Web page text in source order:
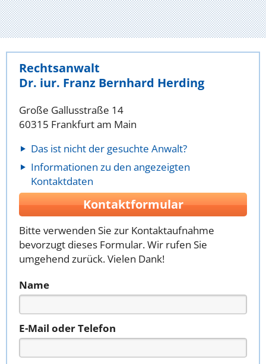
Rechtsanwalt
Dr. iur. Franz Bernhard Herding
Große Gallusstraße 14
60315 Frankfurt am Main
Das ist nicht der gesuchte Anwalt?
Informationen zu den angezeigten
Kontaktdaten
Kontaktformular
Bitte verwenden Sie zur Kontaktaufnahme
bevorzugt dieses Formular. Wir rufen Sie
umgehend zurück. Vielen Dank!
Name
E-Mail oder Telefon